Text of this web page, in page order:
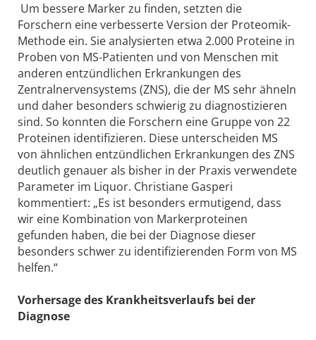
Um bessere Marker zu finden, setzten die
Forschern eine verbesserte Version der Proteomik-
Methode ein. Sie analysierten etwa 2.000 Proteine in
Proben von MS-Patienten und von Menschen mit
anderen entzündlichen Erkrankungen des
Zentralnervensystems (ZNS), die der MS sehr ähneln
und daher besonders schwierig zu diagnostizieren
sind. So konnten die Forschern eine Gruppe von 22
Proteinen identifizieren. Diese unterscheiden MS
von ähnlichen entzündlichen Erkrankungen des ZNS
deutlich genauer als bisher in der Praxis verwendete
Parameter im Liquor. Christiane Gasperi
kommentiert: „Es ist besonders ermutigend, dass
wir eine Kombination von Markerproteinen
gefunden haben, die bei der Diagnose dieser
besonders schwer zu identifizierenden Form von MS
helfen.“
Vorhersage des Krankheitsverlaufs bei der
Diagnose